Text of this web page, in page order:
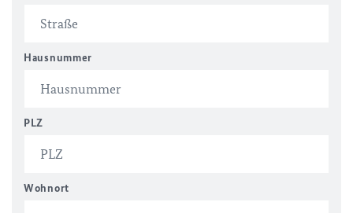
Hausnummer
PLZ
Wohnort